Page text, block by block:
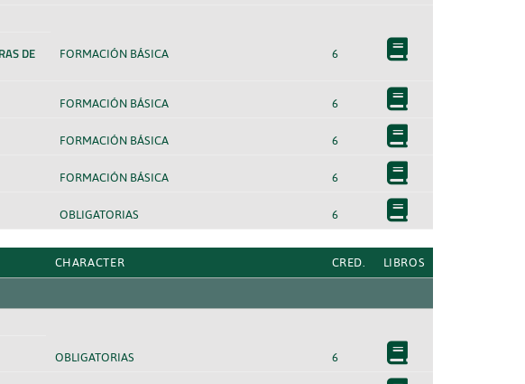
DE FORMACIÓN BÁSICA 6
FORMACIÓN BÁSICA 6
FORMACIÓN BÁSICA 6
FORMACIÓN BÁSICA 6
OBLIGATORIAS 6
CHARACTER CRED. LIBROS
OBLIGATORIAS 6